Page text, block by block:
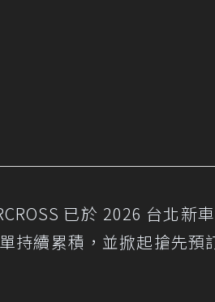
已於 2026 台北
持續累積，並掀起搶先